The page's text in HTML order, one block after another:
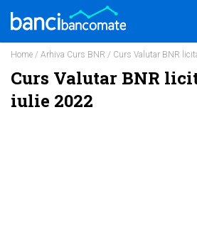
Home / Arhiva Curs BNR / Curs Valutar BNR
Curs Valutar BNR
iulie 2022